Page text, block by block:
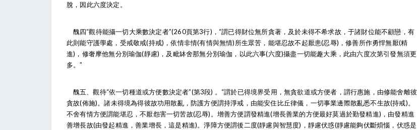
脫，因此六度決定。
醜四“觀待能攝一切大乘數決定者”(260頁第3行)，“謂已得財位無所貪著，及於未得不希求故，于諸財位能不顧戀，有
此則能守護學處，受戒敬戒(持戒)，依情非情(有情與無情)所生眾苦，能堪忍故不起厭患(忍辱)，修善所作勇悍無厭(精
進)，修奢摩他無分別瑜伽(靜慮)，及毗缽舍那無分別瑜伽，以此六事(六度)攝盡一切能趣大乘，此由六度次第引發無須更
多。”
醜五、觀待“依一切種道或方便數決定者”(第3段) 。“謂於已得境界受用，無貪欲道或方便者，謂行惠施，由修能舍離彼
貪故(佈施)。諸未得境為得彼故功用散亂，防護方便謂持淨戒，由能安住比丘律儀，一切事業邊際散亂悉不生故(持戒)。
不舍有情方便謂能堪忍，不厭怨害一切苦故(忍辱)。增善方便謂發精進(增長善業的方便最好莫過於勤發精進)，由發精進
善增長故(由發起精進，善業增長，這是精進)。淨障方便謂後二度(靜慮與智慧度)，靜慮伏惑(靜慮能夠伏斷煩惱，伏惑是